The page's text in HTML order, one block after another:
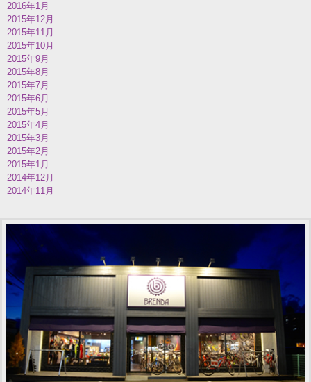
2016年1月
2015年12月
2015年11月
2015年10月
2015年9月
2015年8月
2015年7月
2015年6月
2015年5月
2015年4月
2015年3月
2015年2月
2015年1月
2014年12月
2014年11月